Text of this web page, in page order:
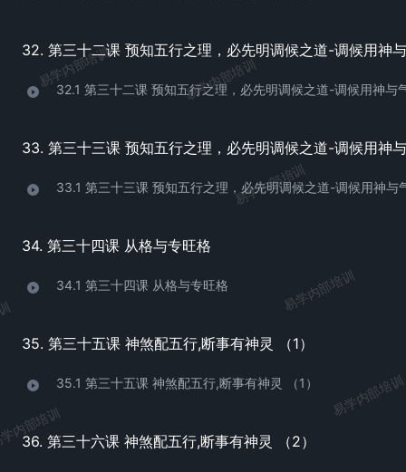
32.1 第三十二课 预知五行之理，必先明调候之道-调候用神与
33.1 第三十三课 预知五行之理，必先明调候之道-调候用神与
34. 第三十四课 从格与专旺格
34.1 第三十四课 从格与专旺格
35. 第三十五课 神煞配五行,断事有神灵 （1）
35.1 第三十五课 神煞配五行,断事有神灵 （1）
36. 第三十六课 神煞配五行,断事有神灵 （2）
易学内部培训 易学内部培训
易学内部培训
内部培训
易学内部培训
易学内部培训